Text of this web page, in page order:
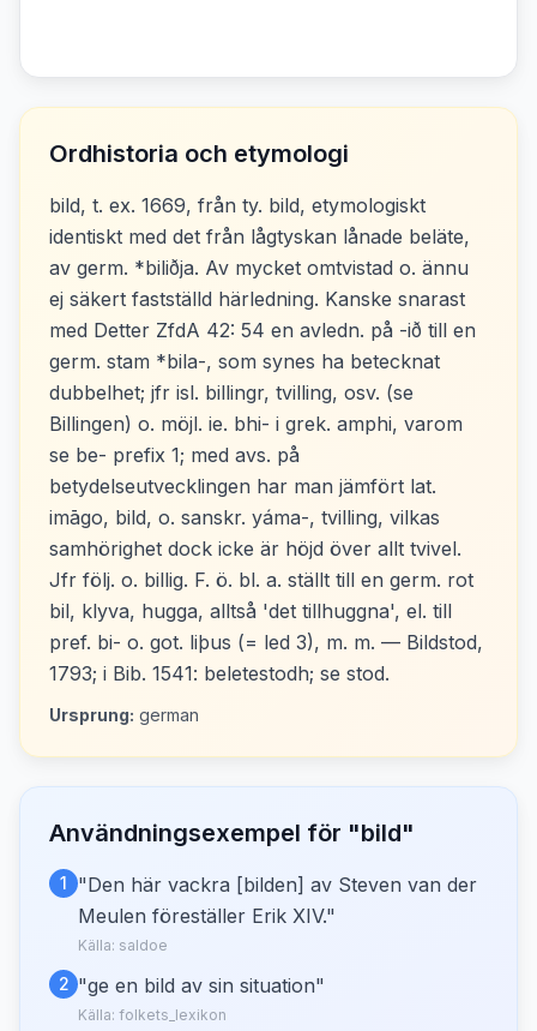
Ordhistoria och etymologi
bild, t. ex. 1669, från ty. bild, etymologiskt
identiskt med det från lågtyskan lånade beläte,
av germ. *biliðja. Av mycket omtvistad o. ännu
ej säkert fastställd härledning. Kanske snarast
med Detter ZfdA 42: 54 en avledn. på -ið till en
germ. stam *bila-, som synes ha betecknat
dubbelhet; jfr isl. billingr, tvilling, osv. (se
Billingen) o. möjl. ie. bhi- i grek. amphi, varom
se be- prefix 1; med avs. på
betydelseutvecklingen har man jämfört lat.
imāgo, bild, o. sanskr. yáma-, tvilling, vilkas
samhörighet dock icke är höjd över allt tvivel.
Jfr följ. o. billig. F. ö. bl. a. ställt till en germ. rot
bil, klyva, hugga, alltså 'det tillhuggna', el. till
pref. bi- o. got. liþus (= led 3), m. m. — Bildstod,
1793; i Bib. 1541: beletestodh; se stod.
Ursprung: german
Användningsexempel för "bild"
1 "Den här vackra [bilden] av Steven van der
Meulen föreställer Erik XIV."
Källa: saldoe
2 "ge en bild av sin situation"
Källa: folkets_lexikon